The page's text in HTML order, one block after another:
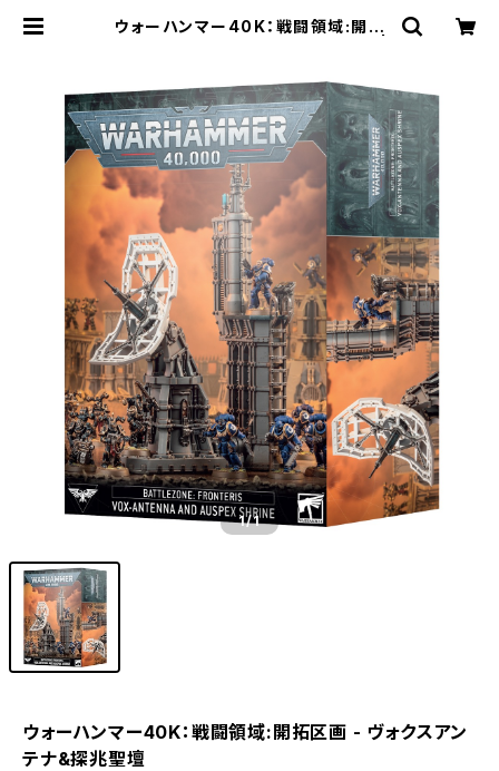
ウォーハンマー40K：戦闘領域:開拓
ンマー中心のミニチュアゲームショッ
プ
1/1
ウォーハンマー40K：戦闘領域:開拓区画 - ヴォクスアン
テナ&探兆聖壇